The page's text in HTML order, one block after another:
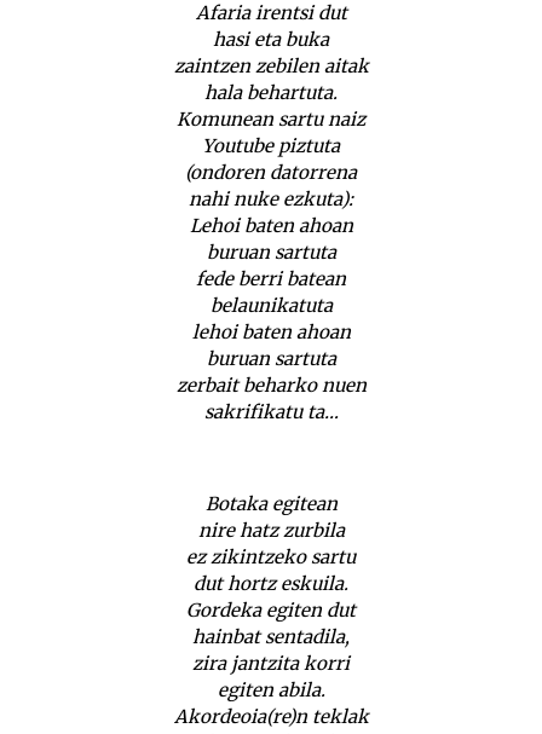
Afaria irentsi dut
hasi eta buka
zaintzen zebilen aitak
hala behartuta.
Komunean sartu naiz
Youtube piztuta
(ondoren datorrena
nahi nuke ezkuta):
Lehoi baten ahoan
buruan sartuta
fede berri batean
belaunikatuta
lehoi baten ahoan
buruan sartuta
zerbait beharko nuen
sakrifikatu ta…
Botaka egitean
nire hatz zurbila
ez zikintzeko sartu
dut hortz eskuila.
Gordeka egiten dut
hainbat sentadila,
zira jantzita korri
egiten abila.
Akordeoia(re)n teklak